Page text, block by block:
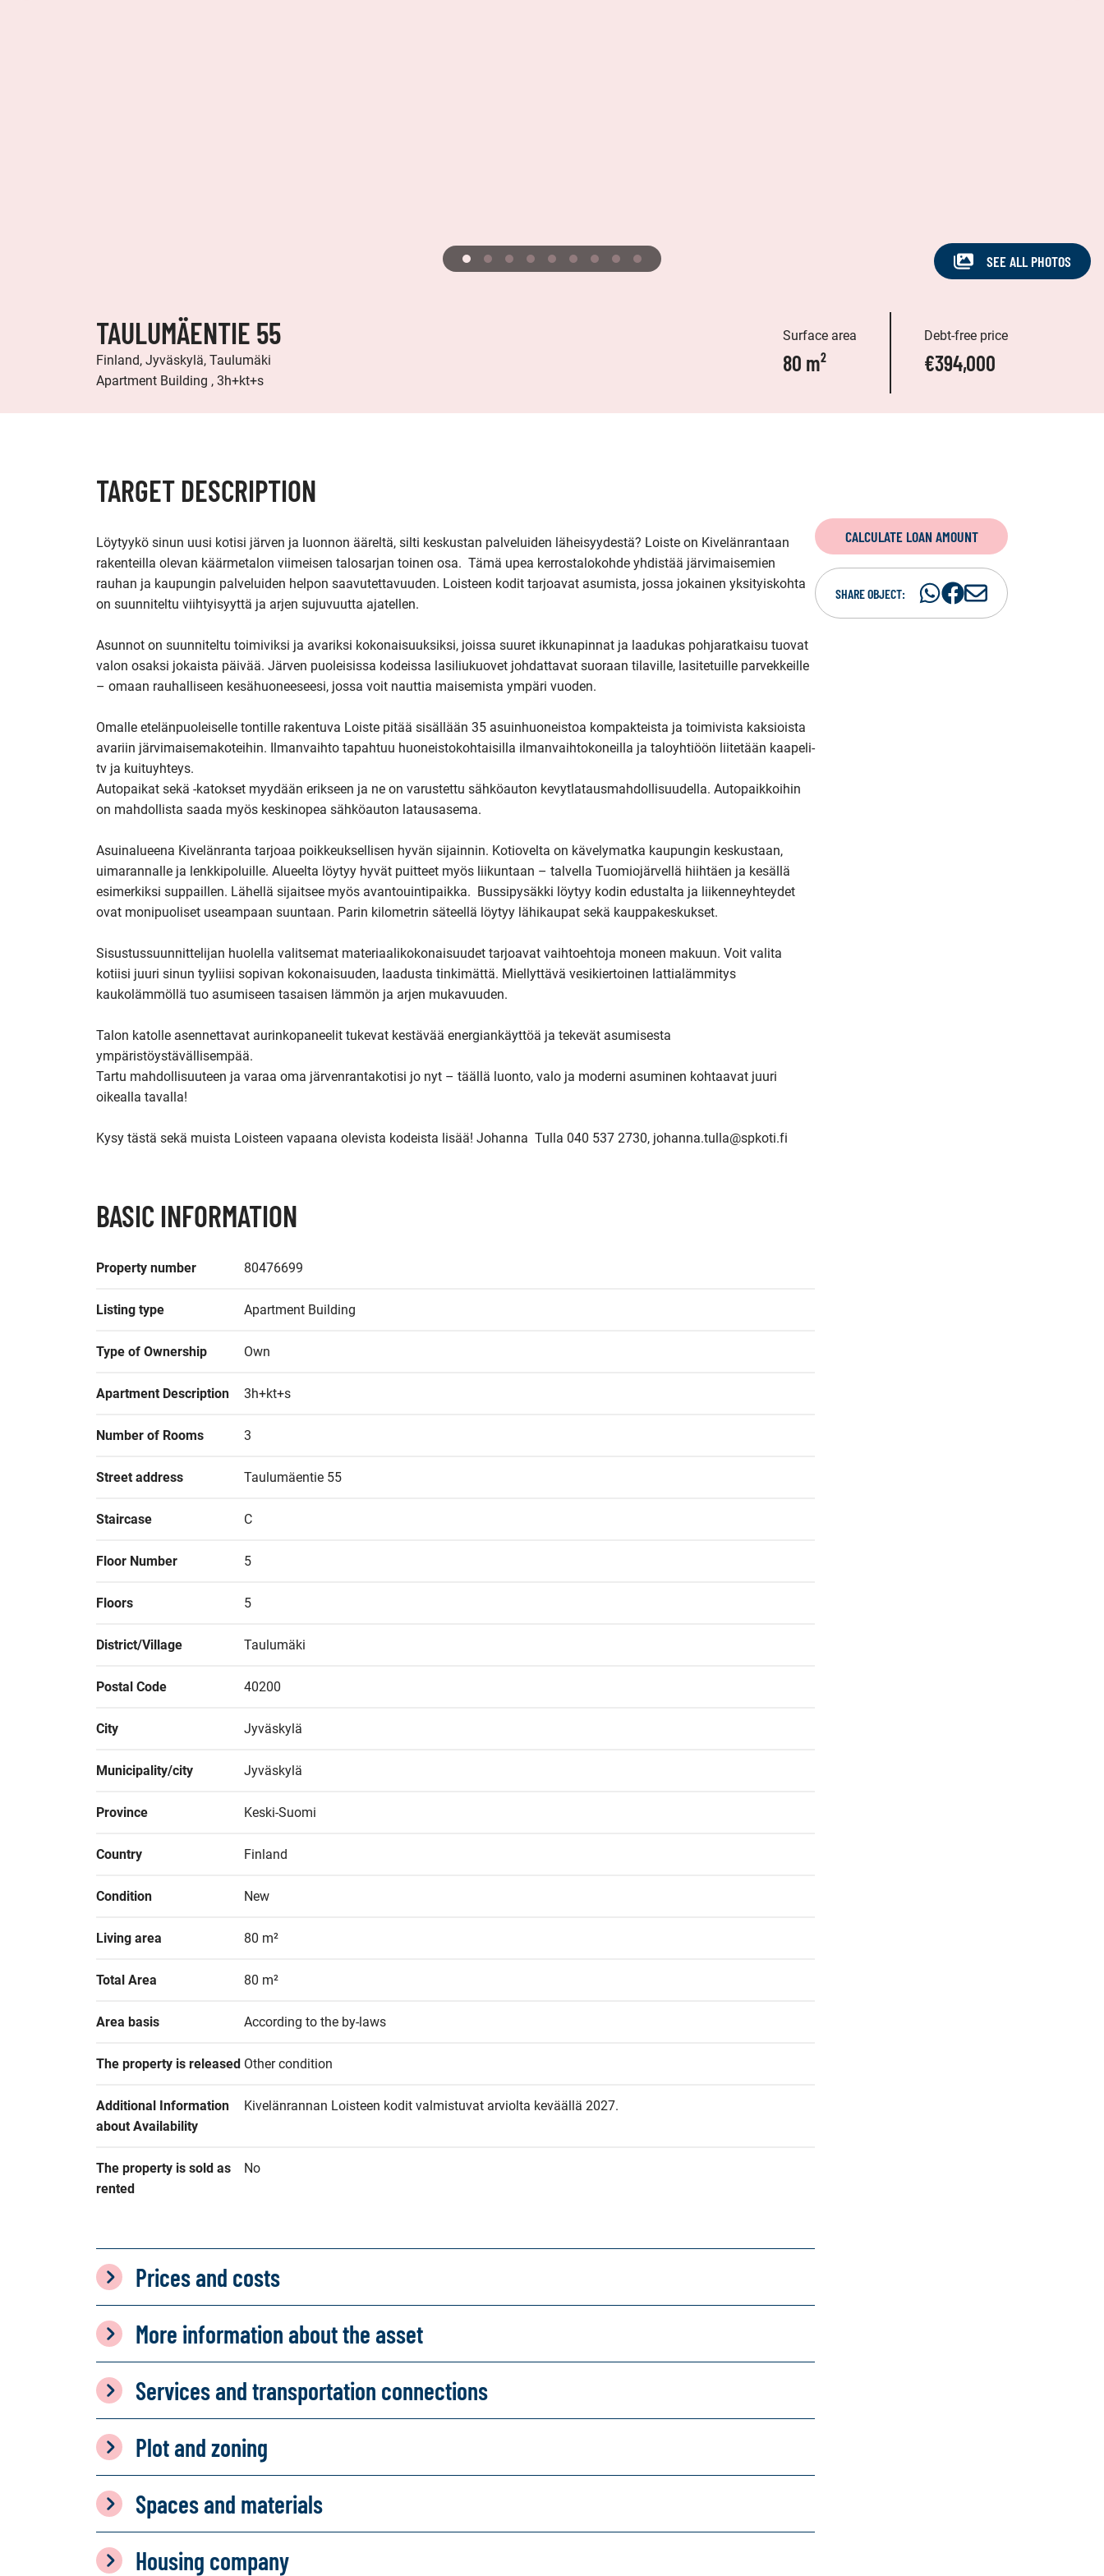
SEE ALL PHOTOS
TAULUMÄENTIE 55
Finland, Jyväskylä, Taulumäki
Apartment Building , 3h+kt+s
Surface area
80 m²
Debt-free price
€394,000
TARGET DESCRIPTION
Löytyykö sinun uusi kotisi järven ja luonnon ääreltä, silti keskustan palveluiden läheisyydestä? Loiste on Kivelänrantaan
rakenteilla olevan käärmetalon viimeisen talosarjan toinen osa.  Tämä upea kerrostalokohde yhdistää järvimaisemien
rauhan ja kaupungin palveluiden helpon saavutettavuuden. Loisteen kodit tarjoavat asumista, jossa jokainen yksityiskohta
on suunniteltu viihtyisyyttä ja arjen sujuvuutta ajatellen.
Asunnot on suunniteltu toimiviksi ja avariksi kokonaisuuksiksi, joissa suuret ikkunapinnat ja laadukas pohjaratkaisu tuovat
valon osaksi jokaista päivää. Järven puoleisissa kodeissa lasiliukuovet johdattavat suoraan tilaville, lasitetuille parvekkeille
– omaan rauhalliseen kesähuoneeseesi, jossa voit nauttia maisemista ympäri vuoden.
Omalle etelänpuoleiselle tontille rakentuva Loiste pitää sisällään 35 asuinhuoneistoa kompakteista ja toimivista kaksioista
avariin järvimaisemakoteihin. Ilmanvaihto tapahtuu huoneistokohtaisilla ilmanvaihtokoneilla ja taloyhtiöön liitetään kaapeli-
tv ja kuituyhteys.
Autopaikat sekä -katokset myydään erikseen ja ne on varustettu sähköauton kevytlatausmahdollisuudella. Autopaikkoihin
on mahdollista saada myös keskinopea sähköauton latausasema.
Asuinalueena Kivelänranta tarjoaa poikkeuksellisen hyvän sijainnin. Kotiovelta on kävelymatka kaupungin keskustaan,
uimarannalle ja lenkkipoluille. Alueelta löytyy hyvät puitteet myös liikuntaan – talvella Tuomiojärvellä hiihtäen ja kesällä
esimerkiksi suppaillen. Lähellä sijaitsee myös avantouintipaikka.  Bussipysäkki löytyy kodin edustalta ja liikenneyhteydet
ovat monipuoliset useampaan suuntaan. Parin kilometrin säteellä löytyy lähikaupat sekä kauppakeskukset.
Sisustussuunnittelijan huolella valitsemat materiaalikokonaisuudet tarjoavat vaihtoehtoja moneen makuun. Voit valita
kotiisi juuri sinun tyyliisi sopivan kokonaisuuden, laadusta tinkimättä. Miellyttävä vesikiertoinen lattialämmitys
kaukolämmöllä tuo asumiseen tasaisen lämmön ja arjen mukavuuden.
Talon katolle asennettavat aurinkopaneelit tukevat kestävää energiankäyttöä ja tekevät asumisesta
ympäristöystävällisempää.
Tartu mahdollisuuteen ja varaa oma järvenrantakotisi jo nyt – täällä luonto, valo ja moderni asuminen kohtaavat juuri
oikealla tavalla!
BASIC INFORMATION
Property number 80476699
Listing type Apartment Building
Type of Ownership Own
Apartment Description 3h+kt+s
Number of Rooms 3
Street address Taulumäentie 55
Staircase C
Floor Number 5
Floors 5
District/Village Taulumäki
Postal Code 40200
City Jyväskylä
Municipality/city Jyväskylä
Province Keski-Suomi
Country Finland
Condition New
Living area 80 m²
Total Area 80 m²
Area basis According to the by-laws
The property is released Other condition
Additional Information
about Availability
Kivelänrannan Loisteen kodit valmistuvat arviolta keväällä 2027.
The property is sold as
rented
No
Prices and costs
More information about the asset
Services and transportation connections
Plot and zoning
Spaces and materials
Housing company
CALCULATE LOAN AMOUNT
SHARE OBJECT:
ShareShare
S